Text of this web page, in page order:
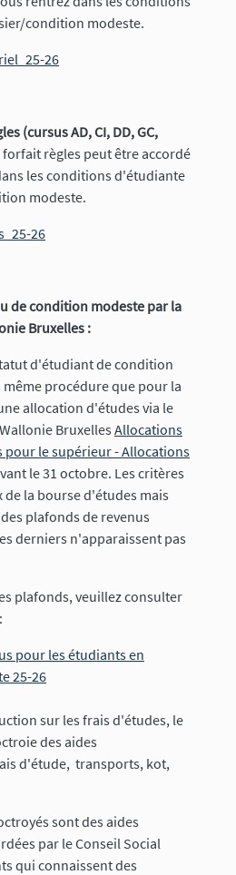
condition modeste.
26
(cursus AD, CI, DD, GC,
forfait règles peut être accordé
les conditions d'étudiante
modeste.
26
de condition modeste par la
Bruxelles :
d'étudiant de condition
procédure que pour la
allocation d'études via le
Bruxelles Allocations
le supérieur - Allocations
le 31 octobre. Les critères
de la bourse d'études mais
plafonds de revenus
derniers n'apparaissent pas
plafonds, veuillez consulter
pour les étudiants en
25-26
sur les frais d'études, le
des aides
d'étude, transports, kot,
sont des aides
par le Conseil Social
qui connaissent des